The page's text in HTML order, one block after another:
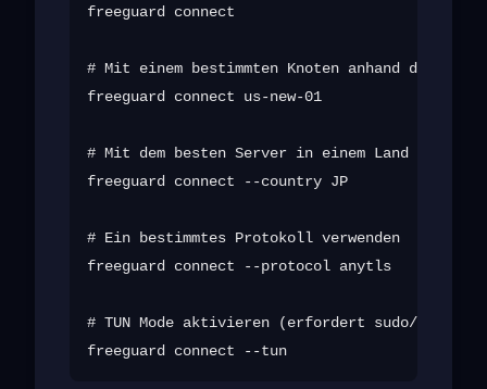
freeguard connect
# Mit einem bestimmten Knoten anhand der ID
freeguard connect us-new-01
# Mit dem besten Server in einem Land
freeguard connect --country JP
# Ein bestimmtes Protokoll verwenden
freeguard connect --protocol anytls
# TUN Mode aktivieren (erfordert sudo/admin)